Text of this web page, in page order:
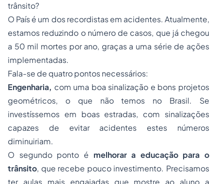
trânsito?
O País é um dos recordistas em acidentes. Atualmente,
estamos reduzindo o número de casos, que já chegou
a 50 mil mortes por ano, graças a uma série de ações
implementadas.
Fala-se de quatro pontos necessários:
Engenharia, com uma boa sinalização e bons projetos
geométricos, o que não temos no Brasil. Se
investíssemos em boas estradas, com sinalizações
capazes de evitar acidentes estes números
diminuiriam.
O segundo ponto é melhorar a educação para o
trânsito, que recebe pouco investimento. Precisamos
ter aulas mais engajadas que mostre ao aluno a